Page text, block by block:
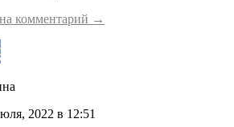
комментарий →
2022 в 12:51